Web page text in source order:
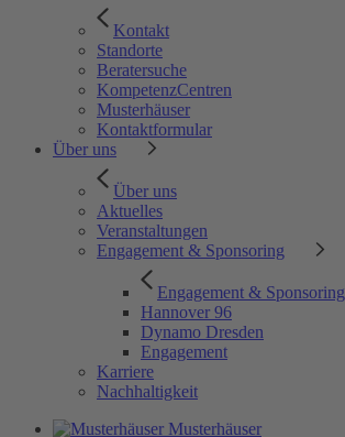
Kontakt
Standorte
Beratersuche
KompetenzCentren
Musterhäuser
Kontaktformular
Über uns
Über uns
Aktuelles
Veranstaltungen
Engagement & Sponsoring
Engagement & Sponsoring
Hannover 96
Dynamo Dresden
Engagement
Karriere
Nachhaltigkeit
Musterhäuser